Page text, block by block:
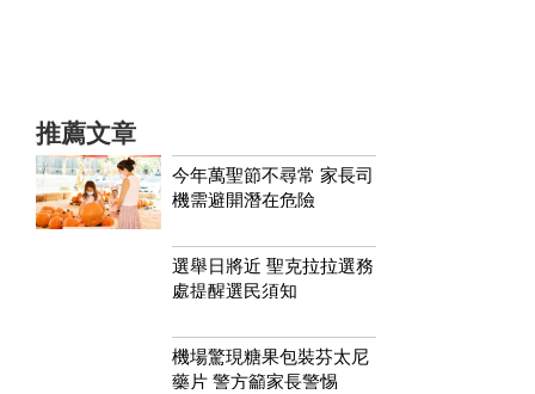
推薦文章
今年萬聖節不尋常 家長司
機需避開潛在危險
選舉日將近 聖克拉拉選務
處提醒選民須知
機場驚現糖果包裝芬太尼
藥片 警方籲家長警惕